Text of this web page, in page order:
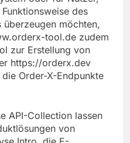
des
überzeugen möchten,
tool.de zudem
zur Erstellung von
https://orderx.dev
Order-X-Endpunkte
API-Collection lassen
von